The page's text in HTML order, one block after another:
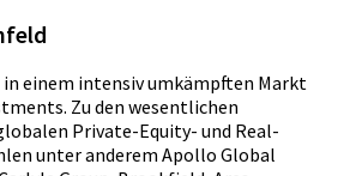
einem intensiv umkämpften Markt
Zu den wesentlichen
Private-Equity- und Real-
unter anderem Apollo Global